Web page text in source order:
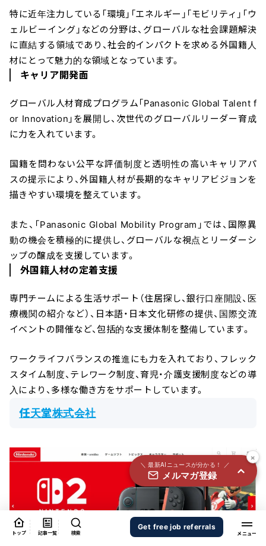
トップ 記事一覧 検索
Get free job referrals
特に近年注力している「環境」「エネルギー」「モビリティ」「ウ
ェルビーイング」などの分野は、グローバルな社会課題解決
に直結する領域であり、社会的インパクトを求める外国籍人
材にとって魅力的な領域となっています。
キャリア開発面
グローバル人材育成プログラム「Panasonic Global Talent f
or Innovation」を展開し、次世代のグローバルリーダー育成
に力を入れています。
国籍を問わない公平な評価制度と透明性の高いキャリアパ
スの提示により、外国籍人材が長期的なキャリアビジョンを
描きやすい環境を整えています。
また、「Panasonic Global Mobility Program」では、国際異
動の機会を積極的に提供し、グローバルな視点とリーダーシ
ップの醸成を支援しています。
外国籍人材の定着支援
専門チームによる生活サポート（住居探し、銀行口座開設、医
療機関の紹介など）、日本語・日本文化研修の提供、国際交流
イベントの開催など、包括的な支援体制を整備しています。
ワークライフバランスの推進にも力を入れており、フレック
スタイム制度、テレワーク制度、育児・介護支援制度などの導
入により、多様な働き方をサポートしています。
任天堂株式会社
＼ 最新AIニュースが分かる！ ／
メルマガ登録
×
＼ 最新AIニュースが分かる！ ／
メルマガ登録
氏名 必須
メールアドレス 必須
職種 必須
個人情報の取り扱いに同意する
個人情報の取り扱いについてはこちらから
送信する